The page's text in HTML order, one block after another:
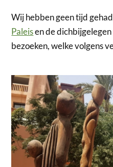
Wij hebben geen tijd
Paleisen de dichbijgelegen
bezoeken, welke volgens